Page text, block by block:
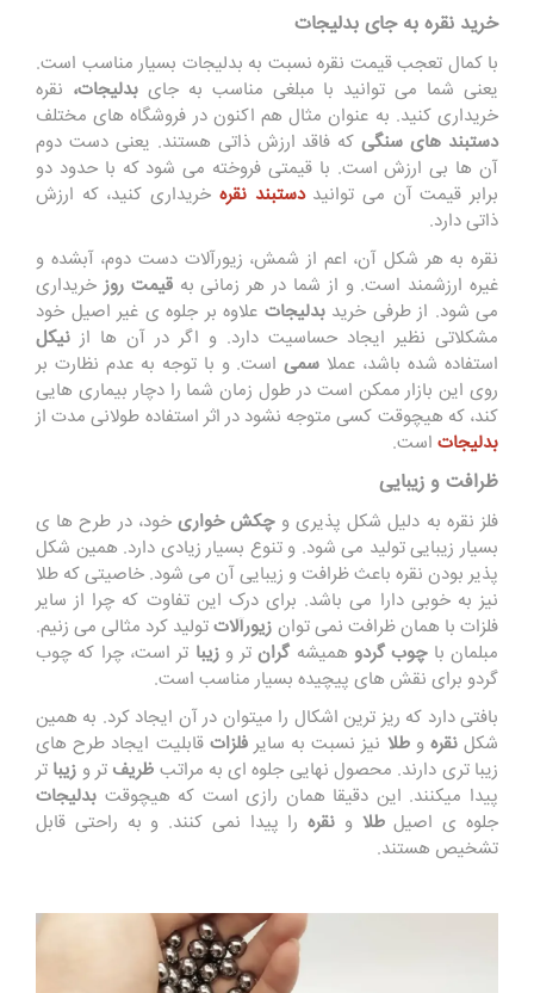
خرید نقره به جای بدلیجات
با کمال تعجب قیمت نقره نسبت به بدلیجات بسیار مناسب است.
یعنی شما می توانید با مبلغی مناسب به جایبدلیجات، نقره
خریداری کنید. به عنوان مثال هم اکنون در فروشگاه های مختلف
دستبند های سنگیکه فاقد ارزش ذاتی هستند. یعنی دست دوم
آن ها بی ارزش است. با قیمتی فروخته می شود که با حدود دو
برابر قیمت آن می توانیددستبند نقره خریداری کنید، که ارزش
ذاتی دارد.
نقره به هر شکل آن، اعم از شمش، زیورآلات دست دوم، آبشده و
غیره ارزشمند است. و از شما در هر زمانی بهقیمت روز خریداری
می شود. از طرفی خریدبدلیجات علاوه بر جلوه ی غیر اصیل خود
مشکلاتی نظیر ایجاد حساسیت دارد. و اگر در آن ها از نیکل
استفاده شده باشد، عملا سمیاست. و با توجه به عدم نظارت بر
روی این بازار ممکن است در طول زمان شما را دچار بیماری هایی
کند، که هیچوقت کسی متوجه نشود در اثر استفاده طولانی مدت از
بدلیجات است.
ظرافت و زیبایی
فلز نقره به دلیل شکل پذیری وچکش خواریخود، در طرح ها ی
بسیار زیبایی تولید می شود. و تنوع بسیار زیادی دارد. همین شکل
پذیر بودن نقره باعث ظرافت و زیبایی آن می شود. خاصیتی که طلا
نیز به خوبی دارا می باشد. برای درک این تفاوت که چرا از سایر
فلزات با همان ظرافت نمی توان زیورآلاتتولید کرد مثالی می زنیم.
مبلمان باچوب گردو همیشه گرانتر وزیبا تر است، چرا که چوب
گردو برای نقش های پیچیده بسیار مناسب است.
بافتی دارد که ریز ترین اشکال را میتوان در آن ایجاد کرد. به همین
شکلنقره وطلا نیز نسبت به سایرفلزات قابلیت ایجاد طرح های
زیبا تری دارند. محصول نهایی جلوه ای به مراتب ظریف تر و زیبا تر
پیدا میکنند. این دقیقا همان رازی است که هیچوقت بدلیجات
جلوه ی اصیلطلا و نقرهرا پیدا نمی کنند. و به راحتی قابل
تشخیص هستند.